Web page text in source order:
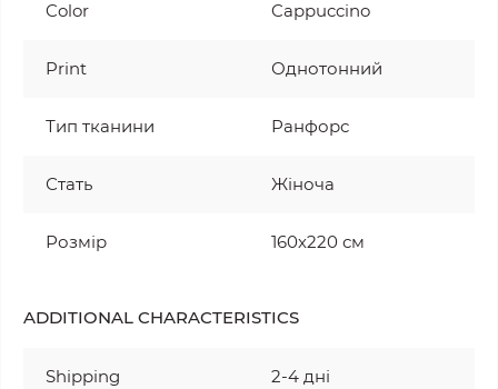
Color Cappuccino
Print Однотонний
Тип тканини Ранфорс
Стать Жіноча
Розмір 160х220 см
ADDITIONAL CHARACTERISTICS
Shipping 2-4 дні